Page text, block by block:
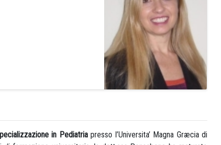
in Pediatriapresso l’Universita’ Magna Græcia di